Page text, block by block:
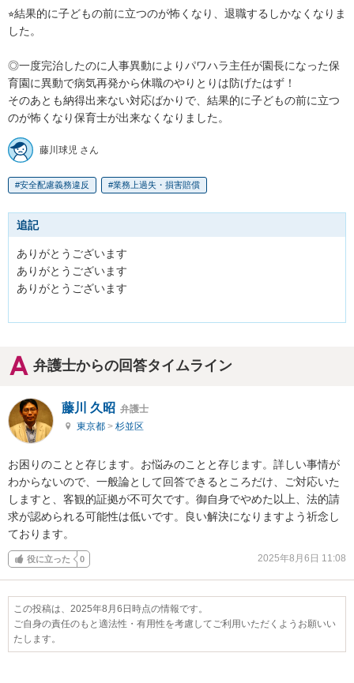
⭐︎結果的に子どもの前に立つのが怖くなり、退職するしかなくなりま
した。
◎一度完治したのに人事異動によりパワハラ主任が園長になった保
育園に異動で病気再発から休職のやりとりは防げたはず！
そのあとも納得出来ない対応ばかりで、結果的に子どもの前に立つ
のが怖くなり保育士が出来なくなりました。
藤川球児 さん
安全配慮義務違反 業務上過失・損害賠償
追記
ありがとうございます
ありがとうございます
ありがとうございます
弁護士からの回答タイムライン
藤川 久昭 弁護士
東京都 > 杉並区
お困りのことと存じます。お悩みのことと存じます。詳しい事情が
わからないので、一般論として回答できるところだけ、ご対応いた
しますと、客観的証拠が不可欠です。御自身でやめた以上、法的請
求が認められる可能性は低いです。良い解決になりますよう祈念し
ております。
役に立った 0 2025年8月6日 11:08
この投稿は、2025年8月6日時点の情報です。
ご自身の責任のもと適法性・有用性を考慮してご利用いただくようお願いい
たします。